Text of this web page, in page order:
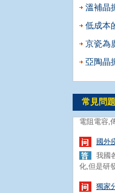
溫補晶
低成本
京瓷為
亞陶晶
常見問題
頻率
市場上用
當有
比較基本
什么
電阻電容,
我國
化,但是研
相信